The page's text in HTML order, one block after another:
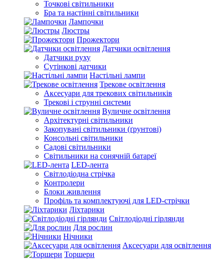
Точкові світильники
Бра та настінні світильники
Лампочки
Люстры
Прожектори
Датчики освітлення
Датчики руху
Сутінкові датчики
Настільні лампи
Трекове освітлення
Аксесуари для трекових світильників
Трекові і струнні системи
Вуличне освітлення
Архітектурні світильники
Закопувані світильники (ґрунтові)
Консольні світильники
Садові світильники
Світильники на сонячній батареї
LED-лента
Світлодіодна стрічка
Контролери
Блоки живлення
Профіль та комплектуючі для LED-стрічки
Ліхтарики
Світлодіодні гірлянди
Для рослин
Нічники
Аксесуари для освітлення
Торшери